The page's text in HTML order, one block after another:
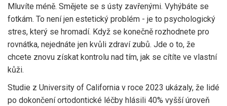
Mluvíte méně. Smějete se s ústy zavřenými. Vyhýbáte se
fotkám. To není jen estetický problém - je to psychologický
stres, který se hromadí. Když se konečně rozhodnete pro
rovnátka, nejednáte jen kvůli zdraví zubů. Jde o to, že
chcete znovu získat kontrolu nad tím, jak se cítíte ve vlastní
kůži.
Studie z University of California v roce 2023 ukázaly, že lidé
po dokončení ortodontické léčby hlásili 40% vyšší úroveň